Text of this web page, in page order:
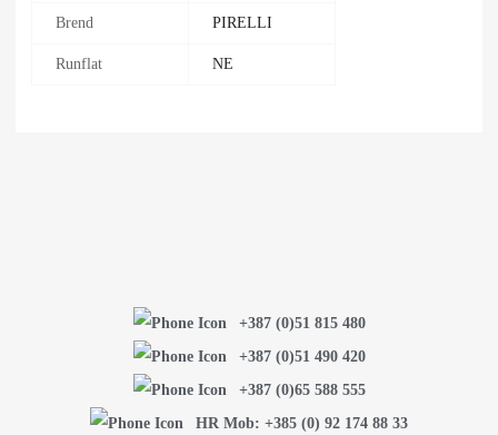
Brend PIRELLI
Runflat NE
+387 (0)51 815 480
+387 (0)51 490 420
+387 (0)65 588 555
HR Mob: +385 (0) 92 174 88 33